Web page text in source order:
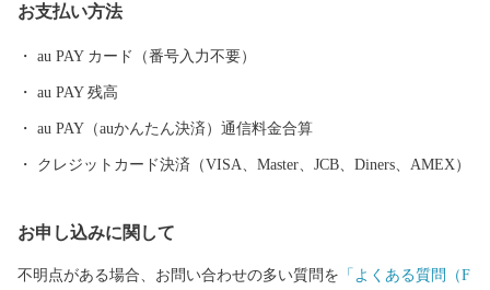
るまちを目指します。「夢と誇りと自信」を持てるまちづくりへ
お支払い方法
au PAY カード（番号入力不要）
au PAY 残高
au PAY（auかんたん決済）通信料金合算
クレジットカード決済（VISA、Master、JCB、Diners、AMEX）
お申し込みに関して
不明点がある場合、お問い合わせの多い質問を 「よくある質問（F